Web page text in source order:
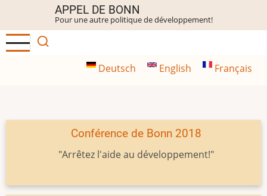
contenu
principal
APPEL DE BONN
Pour une autre politique de développement!
Deutsch English Français
Conférence de Bonn 2018
"Arrêtez l'aide au développement!"